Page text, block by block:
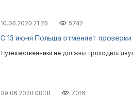
10.06.2020 21:26 5742
C 13 июня Польша отменяет проверки
Путешественники не должны проходить
09.06.2020 08:18 7016